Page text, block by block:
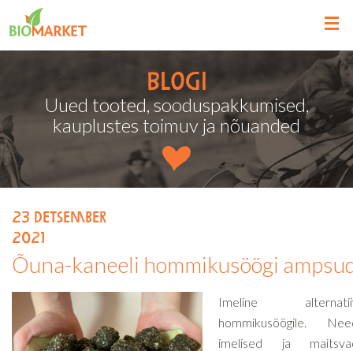
Blogi
Uued tooted, sooduspakkumised,
kauplustes toimuv ja nõuanded
23 detsember
2021
Õuna-kaneeli hommikusöögi
Imeline
hommikusöögile.
imelised ja